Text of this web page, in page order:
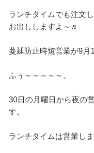
ランチタイムでも注文
お出ししますよ～♬
蔓延防止時短営業が9月
ふぅ～～～～～。
30日の月曜日から夜の
す。
ランチタイムは営業しま